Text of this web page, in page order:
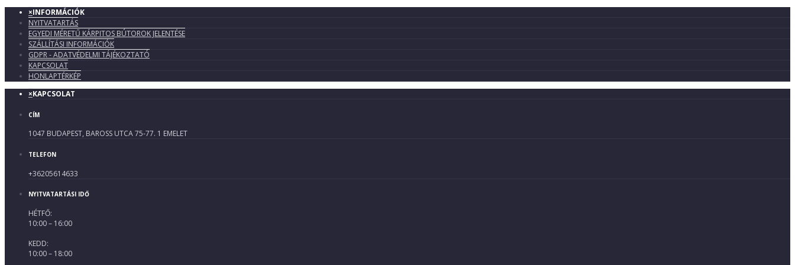
×INFORMÁCIÓK
NYITVATARTÁS
EGYEDI MÉRETŰ KÁRPITOS BÚTOROK JELENTÉSE
SZÁLLÍTÁSI INFORMÁCIÓK
GDPR - ADATVÉDELMI TÁJÉKOZTATÓ
KAPCSOLAT
HONLAPTÉRKÉP
×KAPCSOLAT
CÍM
1047 BUDAPEST, BAROSS UTCA 75-77. 1 EMELET
TELEFON
+36205614633
NYITVATARTÁSI IDŐ
HÉTFŐ:
10:00 – 16:00
KEDD:
10:00 – 18:00